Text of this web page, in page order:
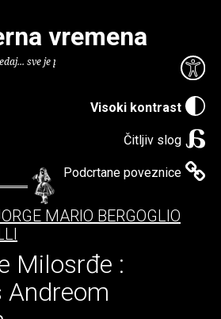
Visoki kontrast
Čitljiv slog
Podcrtane poveznice
vremena
sve je puno knjiga.
MARIO BERGOGLIO
Milosrđe :
Andreom